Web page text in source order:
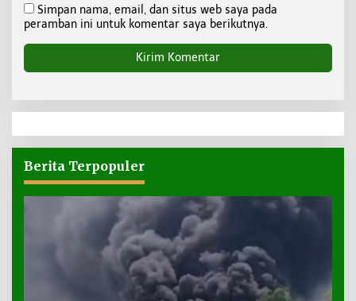
Simpan nama, email, dan situs web saya pada
peramban ini untuk komentar saya berikutnya.
Berita Terpopuler